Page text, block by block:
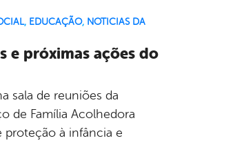
, EDUCAÇÃO, NOTICIAS DA
e próximas ações do
sala de reuniões da
de Família Acolhedora
proteção à infância e